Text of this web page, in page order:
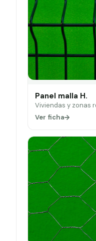
Panel malla H.
Viviendas y zonas
Ver ficha